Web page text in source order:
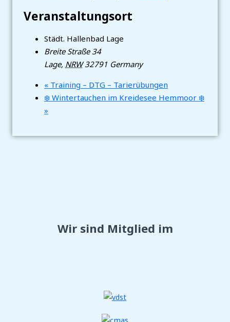
Veranstaltungsort
Städt. Hallenbad Lage
Breite Straße 34
Lage, NRW 32791 Germany
« Training – DTG – Tarierübungen
❄️ Wintertauchen im Kreidesee Hemmoor ❄️
»
Wir sind Mitglied im